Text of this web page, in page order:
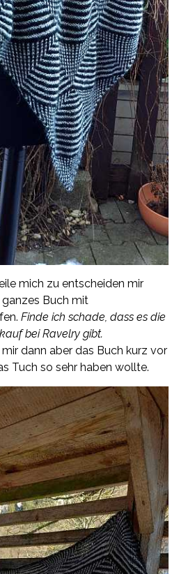
mich zu entscheiden mir
Buch mit
Finde ich schade, dass es die
bei Ravelry gibt.
dann aber das Buch kurz vor
Tuch so sehr haben wollte.